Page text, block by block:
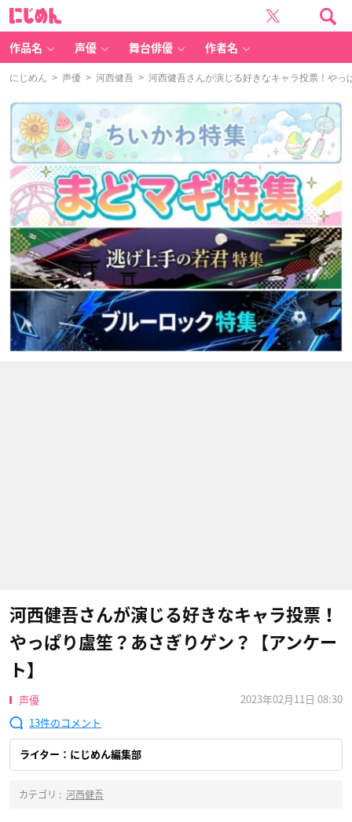
作品名 声優 舞台俳優 作者名
にじめん > 声優 > 河西健吾 > 河西健吾さんが演じる好きなキャラ投票！やっ
河西健吾さんが演じる好きなキャラ投票！
やっぱり盧笙？あさぎりゲン？【アンケー
ト】
声優
2023年02月11日 08:30
13
ライター：にじめん編集部
カテゴリ : 河西健吾